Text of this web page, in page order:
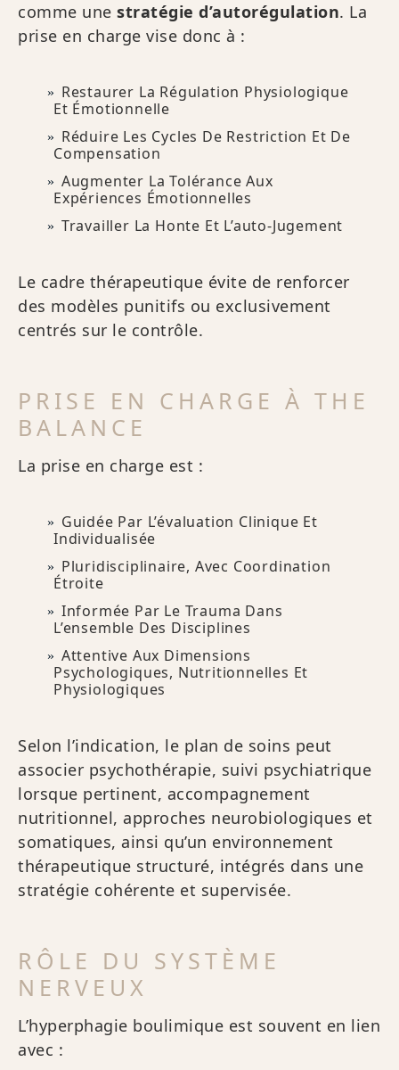
comme une stratégie d’autorégulation. La
prise en charge vise donc à :
Restaurer La Régulation Physiologique
Et Émotionnelle
Réduire Les Cycles De Restriction Et De
Compensation
Augmenter La Tolérance Aux
Expériences Émotionnelles
Travailler La Honte Et L’auto-Jugement
Le cadre thérapeutique évite de renforcer
des modèles punitifs ou exclusivement
centrés sur le contrôle.
PRISE EN CHARGE À THE
BALANCE
La prise en charge est :
Guidée Par L’évaluation Clinique Et
Individualisée
Pluridisciplinaire, Avec Coordination
Étroite
Informée Par Le Trauma Dans
L’ensemble Des Disciplines
Attentive Aux Dimensions
Psychologiques, Nutritionnelles Et
Physiologiques
Selon l’indication, le plan de soins peut
associer psychothérapie, suivi psychiatrique
lorsque pertinent, accompagnement
nutritionnel, approches neurobiologiques et
somatiques, ainsi qu’un environnement
thérapeutique structuré, intégrés dans une
stratégie cohérente et supervisée.
RÔLE DU SYSTÈME
NERVEUX
L’hyperphagie boulimique est souvent en lien
avec :